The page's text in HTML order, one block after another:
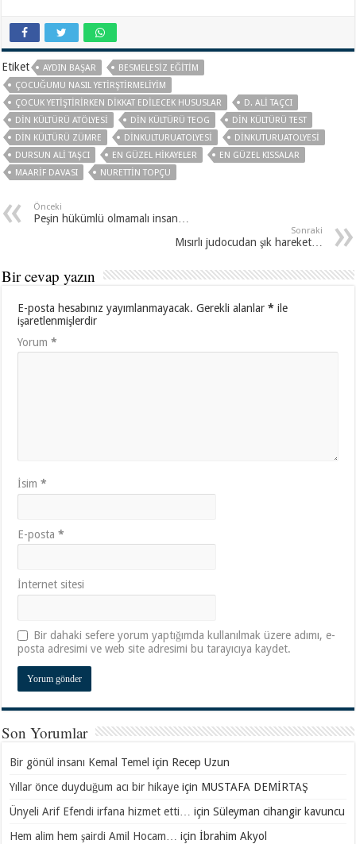
Etiket AYDIN BAŞAR
BESMELESIZ EĞITIM
ÇOCUĞUMU NASIL YETIRŞTIRMELIYIM
ÇOCUK YETIŞTIRIRKEN DIKKAT EDILECEK HUSUSLAR
D. ALI TAÇCI
DIN KÜLTÜRÜ ATÖLYESI
DIN KÜLTÜRÜ TEOG
DIN KÜLTÜRÜ TEST
DIN KÜLTÜRÜ ZÜMRE
DINKULTURUATOLYESI
DINKUTURUATOLYESI
DURSUN ALI TAŞCI
EN GÜZEL HIKAYELER
EN GÜZEL KISSALAR
MAARIF DAVASI
NURETTIN TOPÇU
Önceki
Peşin hükümlü olmamalı insan…
Sonraki
Mısırlı judocudan şık hareket…
Bir cevap yazın
E-posta hesabınız yayımlanmayacak. Gerekli alanlar* ile
işaretlenmişlerdir
Yorum*
İsim*
E-posta*
İnternet sitesi
Bir dahaki sefere yorum yaptığımda kullanılmak üzere adımı, e-
posta adresimi ve web site adresimi bu tarayıcıya kaydet.
Son Yorumlar
Bir gönül insanı Kemal Temel için Recep Uzun
Yıllar önce duyduğum acı bir hikaye için MUSTAFA DEMİRTAŞ
Ünyeli Arif Efendi irfana hizmet etti… içinSüleyman cihangir kavuncu
Hem alim hem şairdi Amil Hocam… içinİbrahim Akyol